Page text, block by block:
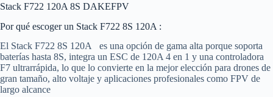
Stack F722 120A 8S DAKEFPV
Por qué escoger un Stack F722 8S 120A :
El Stack F722 8S 120A es una opción de gama alta porque soporta
baterías hasta 8S, integra un ESC de 120A 4 en 1 y una controladora
F7 ultrarrápida, lo que lo convierte en la mejor elección para drones de
gran tamaño, alto voltaje y aplicaciones profesionales como FPV de
largo alcance